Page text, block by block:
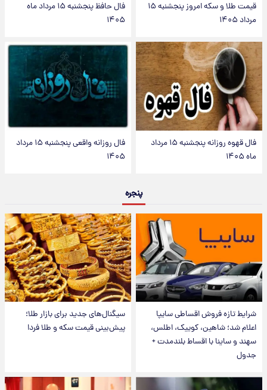
قیمت طلا و سکه امروز پنجشنبه ۱۵
مرداد ۱۴۰۵
فال حافظ پنجشنبه ۱۵ مرداد ماه
۱۴۰۵
فال قهوه روزانه پنجشنبه ۱۵ مرداد
ماه ۱۴۰۵
فال روزانه واقعی پنجشنبه ۱۵ مرداد
۱۴۰۵
پنجره
شرایط تازه فروش اقساطی سایپا
اعلام شد؛ شاهین، کوییک، اطلس،
سهند و ساینا با اقساط بلندمدت +
جدول
سیگنال‌های جدید برای بازار طلا؛
پیش‌بینی قیمت سکه و طلا فردا